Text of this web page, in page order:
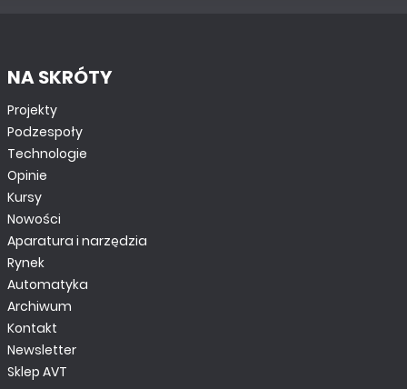
NA SKRÓTY
Projekty
Podzespoły
Technologie
Opinie
Kursy
Nowości
Aparatura i narzędzia
Rynek
Automatyka
Archiwum
Kontakt
Newsletter
Sklep AVT